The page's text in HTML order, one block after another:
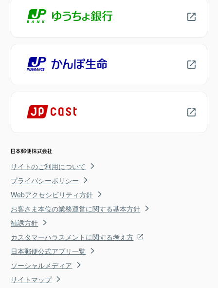
サイトのご利用について
プライバシーポリシー
Webアクセシビリティ方針
お客さま本位の業務運営に関する基本方針
勧誘方針
カスタマーハラスメントに関する考え方
日本郵便公式アプリ一覧
ソーシャルメディア
サイトマップ